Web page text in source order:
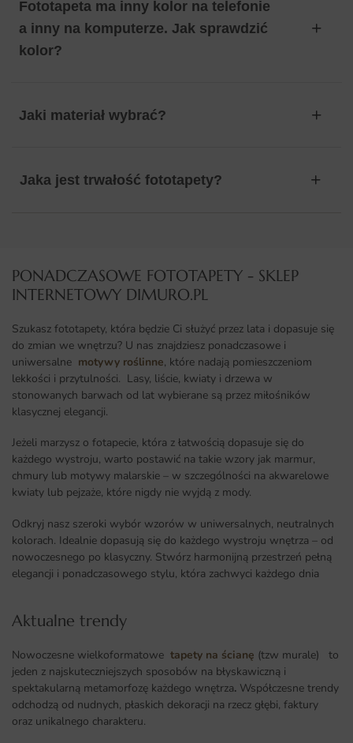
Fototapeta ma inny kolor na telefonie
a inny na komputerze. Jak sprawdzić
kolor?
Jaki materiał wybrać?
Jaka jest trwałość fototapety?
PONADCZASOWE FOTOTAPETY - SKLEP
INTERNETOWY DIMURO.PL​
Szukasz fototapety, która będzie Ci służyć przez lata i dopasuje się
do zmian we wnętrzu? U nas znajdziesz ponadczasowe i
uniwersalne motywy roślinne, które nadają pomieszczeniom
lekkości i przytulności. Lasy, liście, kwiaty i drzewa w
stonowanych barwach od lat wybierane są przez miłośników
klasycznej elegancji.
Jeżeli marzysz o fotapecie, która z łatwością dopasuje się do
każdego wystroju, warto postawić na takie wzory jak marmur,
chmury lub motywy malarskie – w szczególności na akwarelowe
kwiaty lub pejzaże, które nigdy nie wyjdą z mody.
Odkryj nasz szeroki wybór wzorów w uniwersalnych, neutralnych
kolorach. Idealnie dopasują się do każdego wystroju wnętrza – od
nowoczesnego po klasyczny. Stwórz harmonijną przestrzeń pełną
elegancji i ponadczasowego stylu, która zachwyci każdego dnia
Aktualne trendy​
Nowoczesne wielkoformatowe tapety na ścianę (tzw murale) to
jeden z najskuteczniejszych sposobów na błyskawiczną i
spektakularną metamorfozę każdego wnętrza. Współczesne trendy
odchodzą od nudnych, płaskich dekoracji na rzecz głębi, faktury
oraz unikalnego charakteru.